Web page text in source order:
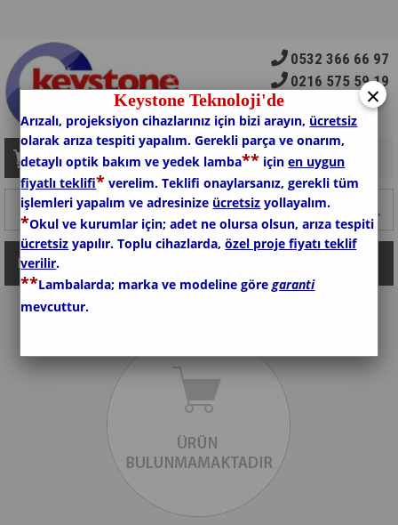
0532 366 66 97
0216 575 59 19
Sepetim 0 Ürün
Kategoriler
×
Keystone Teknoloji'de
Arızalı, projeksiyon cihazlarınız için bizi arayın, ücretsiz
olarak arıza tespiti yapalım. Gerekli parça ve onarım,
detaylı optik bakım ve yedek lamba** içinen uygun
fiyatlı teklifi* verelim. Teklifi onaylarsanız, gerekli tüm
işlemleri yapalım ve adresinize ücretsiz yollayalım.
*Okul ve kurumlar için; adet ne olursa olsun, arıza tespiti
ücretsiz yapılır. Toplu cihazlarda,özel proje fiyatı teklif
verilir.
**Lambalarda; marka ve modeline göregaranti
mevcuttur.